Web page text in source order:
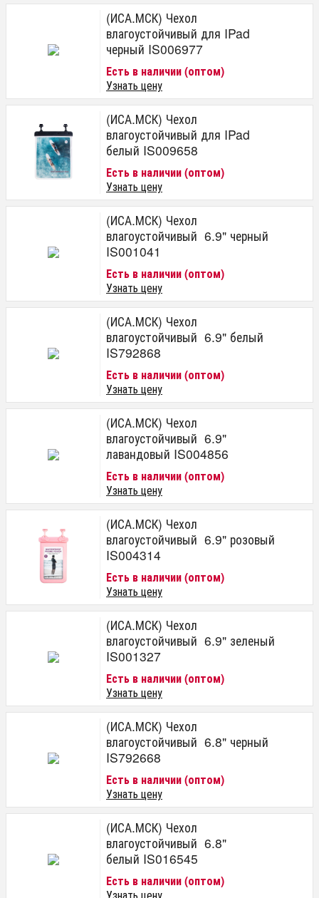
(ИСА.МСК) Чехол
влагоустойчивый для IPad
черный IS006977
Есть в наличии (оптом)
Узнать цену
(ИСА.МСК) Чехол
влагоустойчивый для IPad
белый IS009658
Есть в наличии (оптом)
Узнать цену
(ИСА.МСК) Чехол
влагоустойчивый 6.9" черный
IS001041
Есть в наличии (оптом)
Узнать цену
(ИСА.МСК) Чехол
влагоустойчивый 6.9" белый
IS792868
Есть в наличии (оптом)
Узнать цену
(ИСА.МСК) Чехол
влагоустойчивый 6.9"
лавандовый IS004856
Есть в наличии (оптом)
Узнать цену
(ИСА.МСК) Чехол
влагоустойчивый 6.9" розовый
IS004314
Есть в наличии (оптом)
Узнать цену
(ИСА.МСК) Чехол
влагоустойчивый 6.9" зеленый
IS001327
Есть в наличии (оптом)
Узнать цену
(ИСА.МСК) Чехол
влагоустойчивый 6.8" черный
IS792668
Есть в наличии (оптом)
Узнать цену
(ИСА.МСК) Чехол
влагоустойчивый 6.8"
белый IS016545
Есть в наличии (оптом)